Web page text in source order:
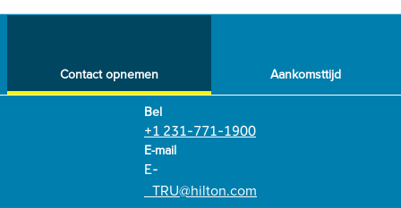
Contact opnemen Aankomsttijd
Bel
Bel
+1 231-771-1900
E-mail
E-
mailMKGNS
_TRU@hilton.com